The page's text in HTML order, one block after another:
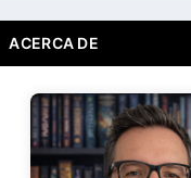
ACERCA DE